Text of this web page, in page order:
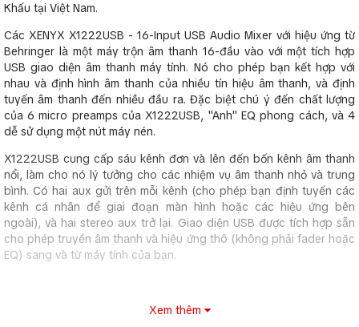
Khấu tại Việt Nam.
Các XENYX X1222USB - 16-Input USB Audio Mixer với hiệu ứng từ
Behringer là một máy trộn âm thanh 16-đầu vào với một tích hợp
USB giao diện âm thanh máy tính. Nó cho phép bạn kết hợp với
nhau và định hình âm thanh của nhiều tín hiệu âm thanh, và định
tuyến âm thanh đến nhiều đầu ra. Đặc biệt chú ý đến chất lượng
của 6 micro preamps của X1222USB, "Anh" EQ phong cách, và 4
dễ sử dụng một nút máy nén.
X1222USB cung cấp sáu kênh đơn và lên đến bốn kênh âm thanh
nổi, làm cho nó lý tưởng cho các nhiệm vụ âm thanh nhỏ và trung
bình. Có hai aux gửi trên mỗi kênh (cho phép bạn định tuyến các
kênh cá nhân để giai đoạn màn hình hoặc các hiệu ứng bên
ngoài), và hai stereo aux trở lại. Giao diện USB được tích hợp sẵn
cho phép truyền âm thanh và hiệu ứng thô (không phải fader hoặc
EQ) sang và từ máy tính của bạn.
Xem thêm